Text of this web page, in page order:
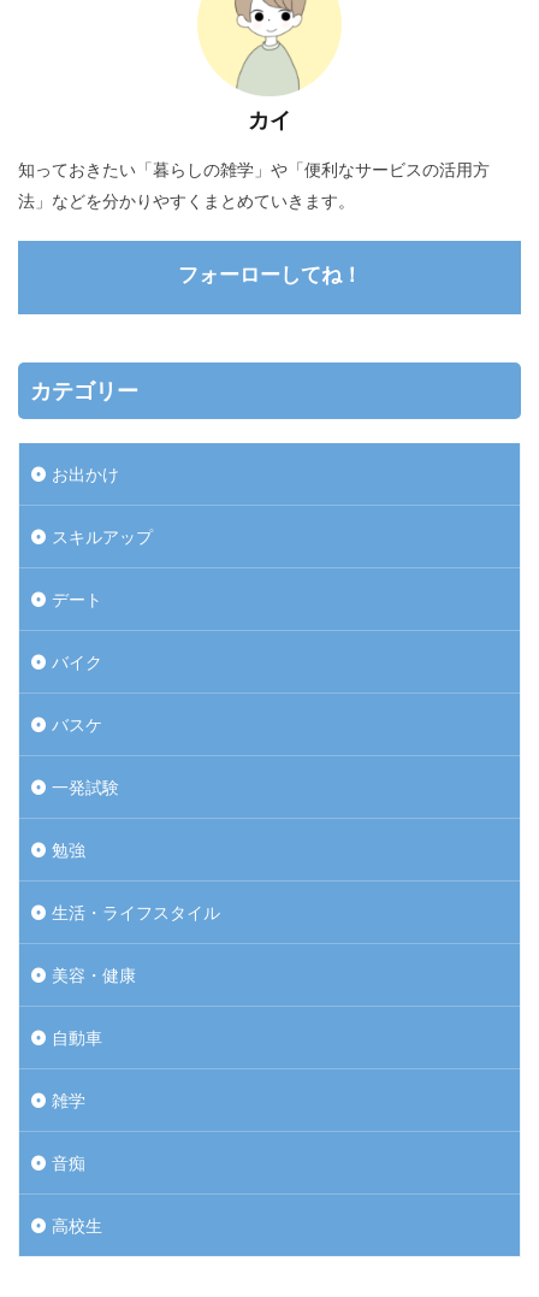
カイ
知っておきたい「暮らしの雑学」や「便利なサービスの活用方
法」などを分かりやすくまとめていきます。
フォーローしてね！
カテゴリー
お出かけ
スキルアップ
デート
バイク
バスケ
一発試験
勉強
生活・ライフスタイル
美容・健康
自動車
雑学
音痴
高校生